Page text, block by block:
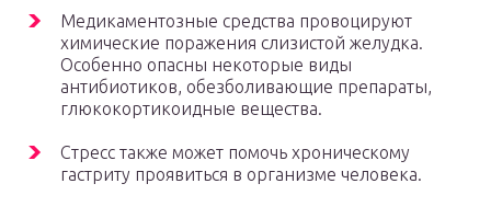
Медикаментозные средства провоцируют
химические поражения слизистой желудка.
Особенно опасны некоторые виды
антибиотиков, обезболивающие препараты,
глюкокортикоидные вещества.
Стресс также может помочь хроническому
гастриту проявиться в организме человека.